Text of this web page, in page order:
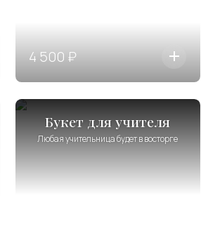
4 500 ₽
Букет для учителя
Любая учительница будет в восторге